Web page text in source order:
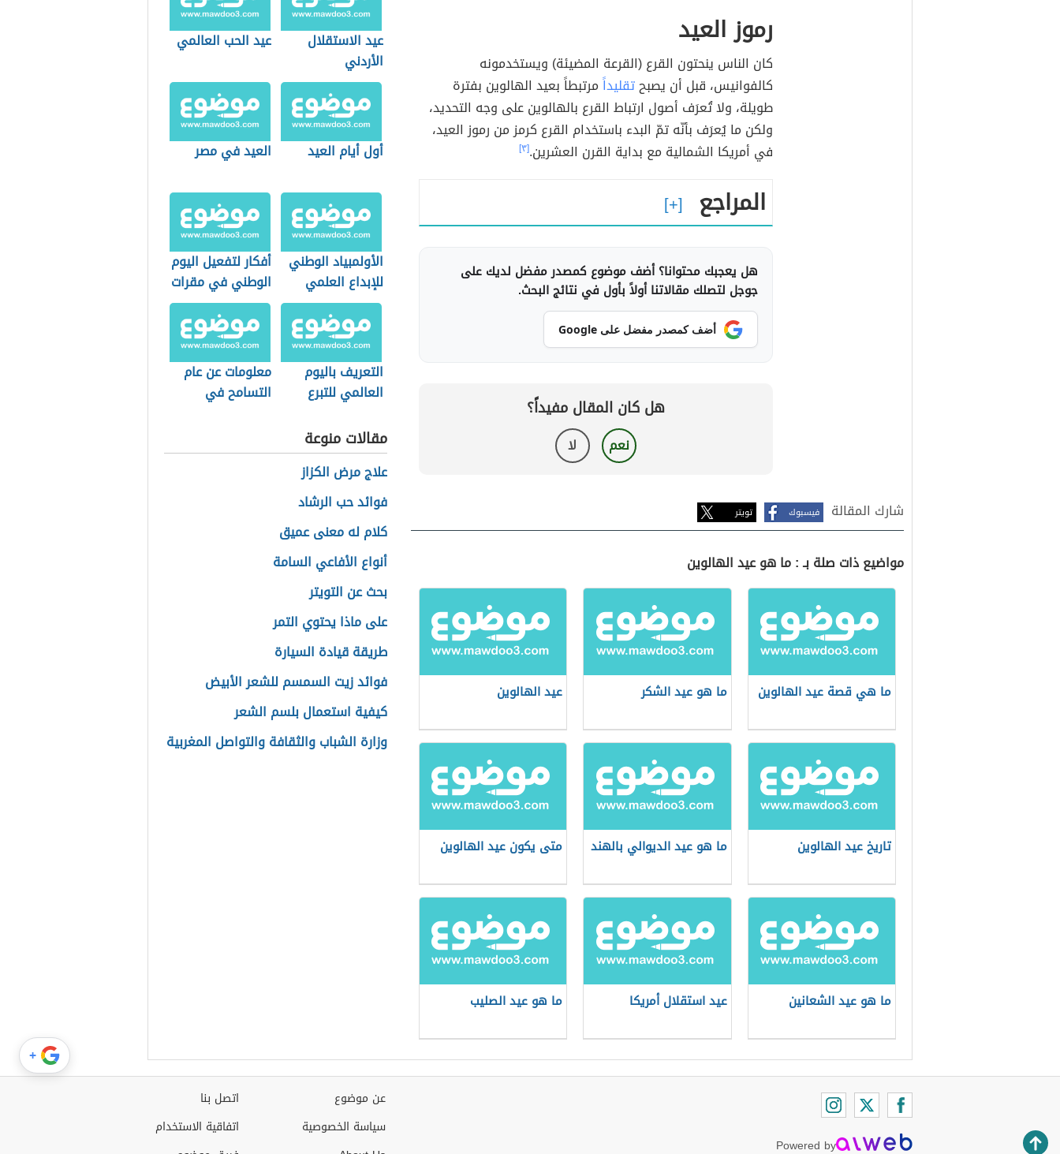
رموز العيد
كان الناس ينحتون القرع (القرعة المضيئة) ويستخدمونه
كالفوانيس، قبل أن يصبحتقليداًمرتبطاً بعيد الهالوين بفترة
طويلة، ولا تُعرَف أصول ارتباط القرع بالهالوين على وجه التحديد،
ولكن ما يُعرَف بأنّه تمّ البدء باستخدام القرع كرمز من رموز العيد،
في أمريكا الشمالية مع بداية القرن العشرين.[٣]
المراجع
هل يعجبك محتوانا؟ أضف موضوع كمصدر مفضل لديك على
جوجل لتصلك مقالاتنا أولاً بأول في نتائج البحث.
أضف كمصدر مفضل على Google
هل كان المقال مفيداً؟
نعم لا
شارك المقالة فيسبوك تويتر
مواضيع ذات صلة بـ : ما هو عيد الهالوين
ما هي قصة عيد الهالوين ما هو عيد الشكر عيد الهالوين
تاريخ عيد الهالوين ما هو عيد الديوالي بالهند متى يكون عيد الهالوين
ما هو عيد الشعانين عيد استقلال أمريكا ما هو عيد الصليب
عيد الاستقلال
الأردني
عيد الحب العالمي
أول أيام العيد العيد في مصر
الأولمبياد الوطني
للإبداع العلمي
(مسابقة سعودية)
أفكار لتفعيل اليوم
الوطني في مقرات
العمل
التعريف باليوم
العالمي للتبرع
معلومات عن عام
التسامح في
مقالات منوعة
علاج مرض الكزاز
فوائد حب الرشاد
كلام له معنى عميق
أنواع الأفاعي السامة
بحث عن التويتر
على ماذا يحتوي التمر
طريقة قيادة السيارة
فوائد زيت السمسم للشعر الأبيض
كيفية استعمال بلسم الشعر
وزارة الشباب والثقافة والتواصل المغربية
Powered by
اتصل بنا
اتفاقية الاستخدام
عن موضوع
سياسة الخصوصية
+